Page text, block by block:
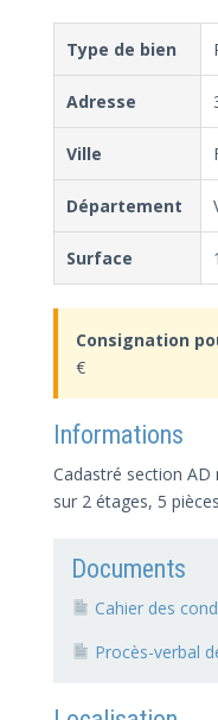
Type de bien
Adresse
Ville
Département
Surface
Consignation
€
Informations
Cadastré section AD
sur 2 étages, 5
Documents
Cahier des
Procès-verbal